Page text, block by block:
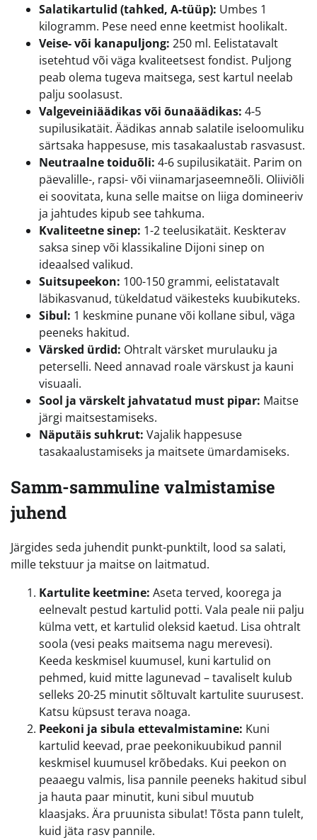
Salatikartulid (tahked, A-tüüp): Umbes 1
kilogramm. Pese need enne keetmist hoolikalt.
Veise- või kanapuljong: 250 ml. Eelistatavalt
isetehtud või väga kvaliteetsest fondist. Puljong
peab olema tugeva maitsega, sest kartul neelab
palju soolasust.
Valgeveiniäädikas või õunaäädikas: 4-5
supilusikatäit. Äädikas annab salatile iseloomuliku
särtsaka happesuse, mis tasakaalustab rasvasust.
Neutraalne toiduõli: 4-6 supilusikatäit. Parim on
päevalille-, rapsi- või viinamarjaseemneõli. Oliiviõli
ei soovitata, kuna selle maitse on liiga domineeriv
ja jahtudes kipub see tahkuma.
Kvaliteetne sinep: 1-2 teelusikatäit. Keskterav
saksa sinep või klassikaline Dijoni sinep on
ideaalsed valikud.
Suitsupeekon: 100-150 grammi, eelistatavalt
läbikasvanud, tükeldatud väikesteks kuubikuteks.
Sibul: 1 keskmine punane või kollane sibul, väga
peeneks hakitud.
Värsked ürdid: Ohtralt värsket murulauku ja
peterselli. Need annavad roale värskust ja kauni
visuaali.
Sool ja värskelt jahvatatud must pipar: Maitse
järgi maitsestamiseks.
Näputäis suhkrut: Vajalik happesuse
tasakaalustamiseks ja maitsete ümardamiseks.
Samm-sammuline valmistamise
juhend
Järgides seda juhendit punkt-punktilt, lood sa salati,
mille tekstuur ja maitse on laitmatud.
Kartulite keetmine: Aseta terved, koorega ja
eelnevalt pestud kartulid potti. Vala peale nii palju
külma vett, et kartulid oleksid kaetud. Lisa ohtralt
soola (vesi peaks maitsema nagu merevesi).
Keeda keskmisel kuumusel, kuni kartulid on
pehmed, kuid mitte lagunevad – tavaliselt kulub
selleks 20-25 minutit sõltuvalt kartulite suurusest.
Katsu küpsust terava noaga.
Peekoni ja sibula ettevalmistamine: Kuni
kartulid keevad, prae peekonikuubikud pannil
keskmisel kuumusel krõbedaks. Kui peekon on
peaaegu valmis, lisa pannile peeneks hakitud sibul
ja hauta paar minutit, kuni sibul muutub
klaasjaks. Ära pruunista sibulat! Tõsta pann tulelt,
kuid jäta rasv pannile.